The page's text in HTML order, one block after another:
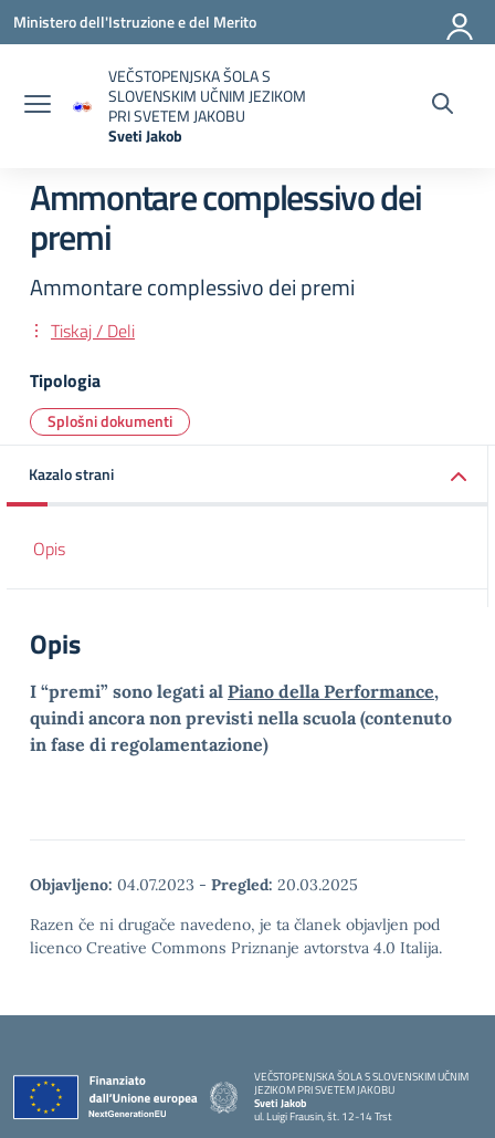
Vai ai contenuti
Vai al menu di navigazione
Vai al footer
Ministero dell'Istruzione e del Merito
VEČSTOPENJSKA ŠOLA S
SLOVENSKIM UČNIM JEZIKOM
PRI SVETEM JAKOBU
Sveti Jakob
Ammontare complessivo dei
premi
Ammontare complessivo dei premi
Tiskaj / Deli
Tipologia
Splošni dokumenti
Kazalo strani
Opis
Opis
I “premi” sono legati al Piano della Performance,
quindi ancora non previsti nella scuola (contenuto
in fase di regolamentazione)
Objavljeno: 04.07.2023 - Pregled: 20.03.2025
Razen če ni drugače navedeno, je ta članek objavljen pod
licenco Creative Commons Priznanje avtorstva 4.0 Italija.
VEČSTOPENJSKA ŠOLA S SLOVENSKIM UČNIM
JEZIKOM PRI SVETEM JAKOBU
Sveti Jakob
ul. Luigi Frausin, št. 12-14 Trst
— Visita la pagina iniziale della scuola